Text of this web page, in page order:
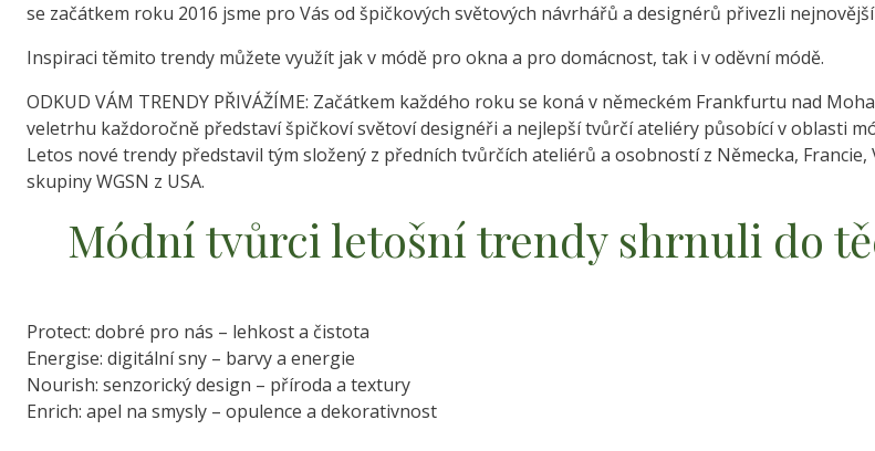
se začátkem roku 2016 jsme pro Vás od špičkových světových návrhářů a designérů přivezli
Inspiraci těmito trendy můžete využít jak v módě pro okna a pro domácnost, tak i v oděvní módě.
ODKUD VÁM TRENDY PŘIVÁŽÍME: Začátkem každého roku se koná v německém Frankfurtu nad
veletrhu každoročně představí špičkoví světoví designéři a nejlepší tvůrčí ateliéry působící v oblasti
Letos nové trendy představil tým složený z předních tvůrčích ateliérů a osobností z Německa,
skupiny WGSN z USA.
Módní tvůrci letošní trendy shrnuli do
Protect: dobré pro nás – lehkost a čistota
Energise: digitální sny – barvy a energie
Nourish: senzorický design – příroda a textury
Enrich: apel na smysly – opulence a dekorativnost